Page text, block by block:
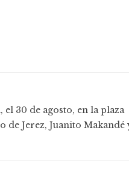
30 de agosto, en la plaza
de Jerez, Juanito Makandé